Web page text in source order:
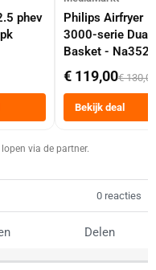
phev
Philips Airfryer
3000-serie Dual
Basket -
Dubbele Mand 9
Tot 6 Personen
Heteluchtfriteuse
Zwart
€ 119,00€ 130,00
Bekijk deal
via de partner.
0 reacties
Delen